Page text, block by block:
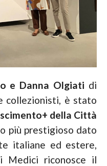
e Danna Olgiati di
collezionisti, è stato
della Città
più prestigioso dato
italiane ed estere,
riconosce il